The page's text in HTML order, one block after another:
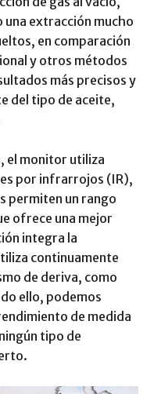
una extracción mucho
en comparación
y otros métodos
más precisos y
del tipo de aceite,
el monitor utiliza
por infrarrojos (IR),
permiten un rango
ofrece una mejor
integra la
continuamente
de deriva, como
ello, podemos
de medida
tipo de